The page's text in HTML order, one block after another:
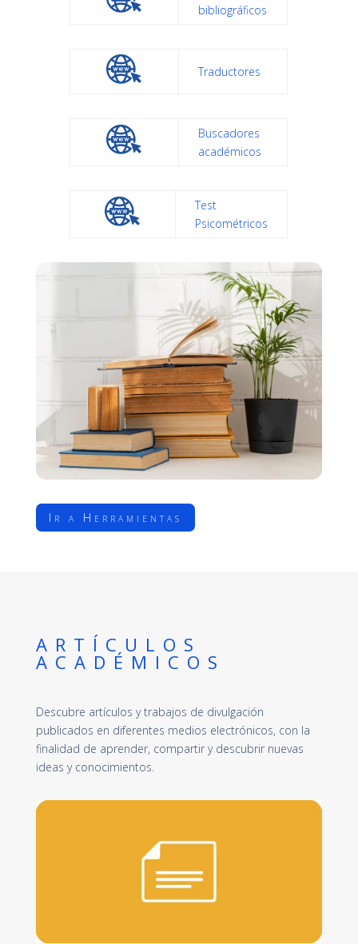
bibliográficos
Traductores
Buscadores
académicos
Test
Psicométricos
Ir a Herramientas
ARTÍCULOS
ACADÉMICOS
Descubre artículos y trabajos de divulgación
publicados en diferentes medios electrónicos, con la
finalidad de aprender, compartir y descubrir nuevas
ideas y conocimientos.